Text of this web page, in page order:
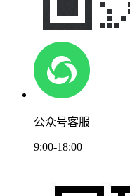
公众号客服
9:00-18:00